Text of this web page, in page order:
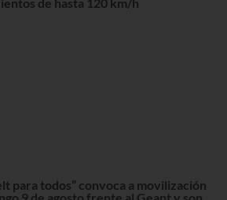
para todos” convoca a movilización